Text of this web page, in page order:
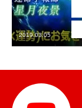
お知らせ
芸能界
テニス
スポーツ
2019.03.05